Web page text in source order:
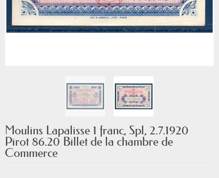
Moulins Lapalisse 1 franc, Spl, 2.7.1920
Pirot 86.20 Billet de la chambre de
Commerce